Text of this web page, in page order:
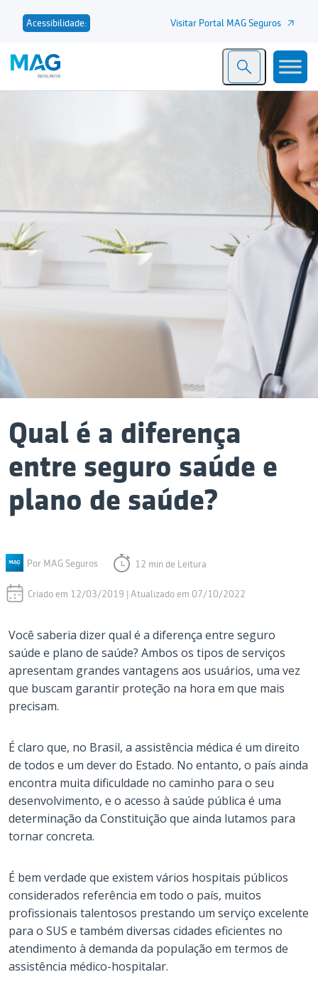
Acessibilidade: Visitar Portal MAG Seguros
Qual é a diferença
entre seguro saúde e
plano de saúde?
Por MAG Seguros 12 min de Leitura
Criado em 12/03/2019 | Atualizado em 07/10/2022
Você saberia dizer qual é a diferença entre seguro
saúde e plano de saúde? Ambos os tipos de serviços
apresentam grandes vantagens aos usuários, uma vez
que buscam garantir proteção na hora em que mais
precisam.
É claro que, no Brasil, a assistência médica é um direito
de todos e um dever do Estado. No entanto, o país ainda
encontra muita dificuldade no caminho para o seu
desenvolvimento, e o acesso à saúde pública é uma
determinação da Constituição que ainda lutamos para
tornar concreta.
É bem verdade que existem vários hospitais públicos
considerados referência em todo o país, muitos
profissionais talentosos prestando um serviço excelente
para o SUS e também diversas cidades eficientes no
atendimento à demanda da população em termos de
assistência médico-hospitalar.